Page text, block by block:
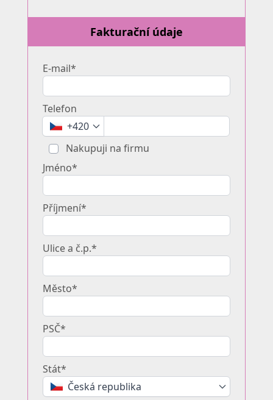
Fakturační údaje
E-mail*
Telefon
+420
Nakupuji na firmu
Jméno*
Příjmení*
Ulice a č.p.*
Město*
PSČ*
Stát*
Česká republika